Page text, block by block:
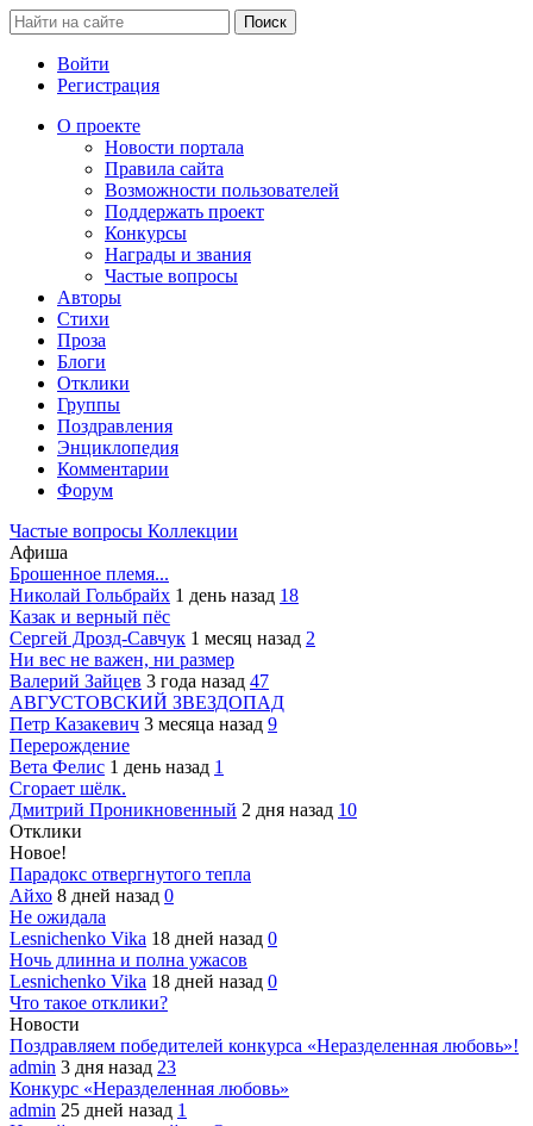
Войти
Регистрация
О проекте
Новости портала
Правила сайта
Возможности пользователей
Поддержать проект
Конкурсы
Награды и звания
Частые вопросы
Авторы
Стихи
Проза
Блоги
Отклики
Группы
Поздравления
Энциклопедия
Комментарии
Форум
Частые вопросы Коллекции
Афиша
Брошенное племя...
Николай Гольбрайх 1 день назад 18
Казак и верный пёс
Сергей Дрозд-Савчук 1 месяц назад 2
Ни вес не важен, ни размер
Валерий Зайцев 3 года назад 47
АВГУСТОВСКИЙ ЗВЕЗДОПАД
Петр Казакевич 3 месяца назад 9
Перерождение
Вета Фелис 1 день назад 1
Сгорает шёлк.
Дмитрий Проникновенный 2 дня назад 10
Отклики
Новое!
Парадокс отвергнутого тепла
Айхо 8 дней назад 0
Не ожидала
Lesnichenko Vika 18 дней назад 0
Ночь длинна и полна ужасов
Lesnichenko Vika 18 дней назад 0
Что такое отклики?
Новости
Поздравляем победителей конкурса «Неразделенная любовь»!
admin 3 дня назад 23
Конкурс «Неразделенная любовь»
admin 25 дней назад 1